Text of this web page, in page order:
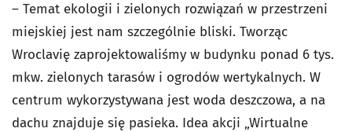
– Temat ekologii i zielonych rozwiązań w przestrzeni
miejskiej jest nam szczególnie bliski. Tworząc
Wroclavię zaprojektowaliśmy w budynku ponad 6 tys.
mkw. zielonych tarasów i ogrodów wertykalnych. W
centrum wykorzystywana jest woda deszczowa, a na
dachu znajduje się pasieka. Idea akcji „Wirtualne